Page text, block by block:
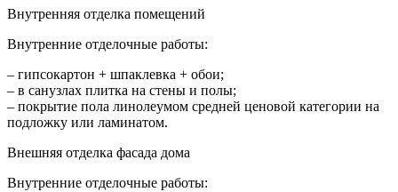
Внутренняя отделка помещений
Внутренние отделочные работы:
– гипсокартон + шпаклевка + обои;
– в санузлах плитка на стены и полы;
– покрытие пола линолеумом средней ценовой категории на
подложку или ламинатом.
Внешняя отделка фасада дома
Внутренние отделочные работы: